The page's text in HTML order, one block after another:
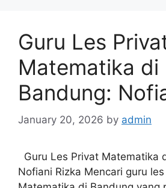
Guru Les
Matematika di
Bandung:
January 20, 2026 by admin
Guru Les Privat Matematika
Nofiani Rizka Mencari guru